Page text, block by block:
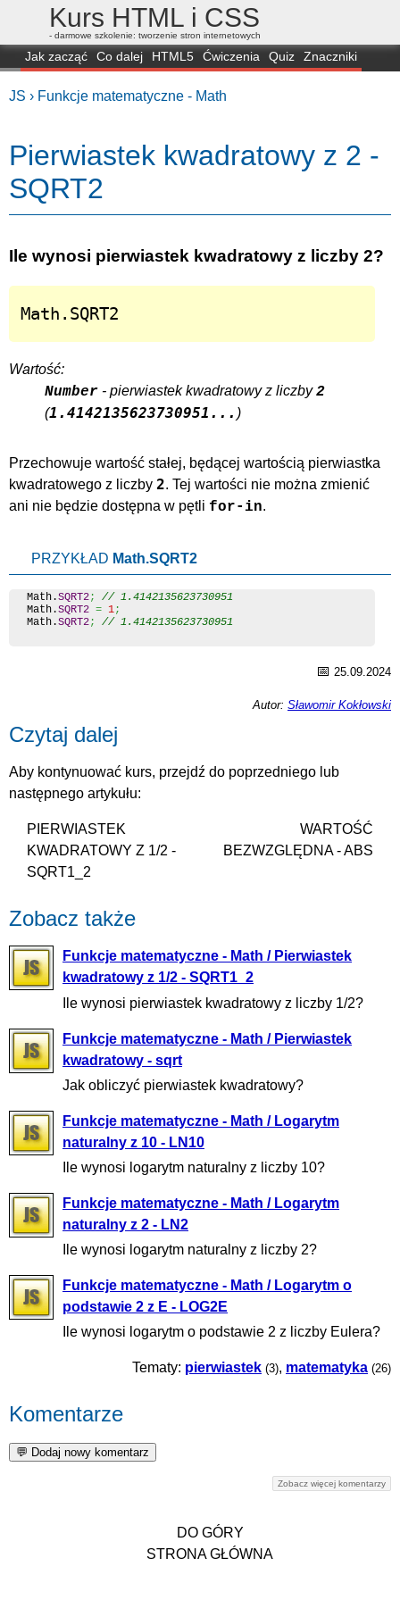
Kurs HTML i CSS
- darmowe szkolenie: tworzenie stron internetowych
Jak zacząć Co dalej HTML5 Ćwiczenia Quiz
Znaczniki
JS › Funkcje matematyczne - Math
Pierwiastek kwadratowy z 2 -
SQRT2
Ile wynosi pierwiastek kwadratowy z liczby 2?
Math.SQRT2
Wartość:
Number - pierwiastek kwadratowy z liczby2
(1.4142135623730951... )
Przechowuje wartość stałej, będącej wartością pierwiastka
kwadratowego z liczby 2. Tej wartości nie można zmienić
ani nie będzie dostępna w pętli for-in.
PRZYKŁAD Math.SQRT2
Math .SQRT2;
// 1.4142135623730951
Math .SQRT2 = 1;
Math .SQRT2; // 1.4142135623730951
📅 25.09.2024
Autor: Sławomir Kokłowski
Czytaj dalej
Aby kontynuować kurs, przejdź do poprzedniego lub
następnego artykułu:
PIERWIASTEK
KWADRATOWY Z 1/2 -
SQRT1_2
WARTOŚĆ
BEZWZGLĘDNA - ABS
Zobacz także
Funkcje matematyczne - Math / Pierwiastek
kwadratowy z 1/2 - SQRT1_2
Ile wynosi pierwiastek kwadratowy z liczby 1/2?
Funkcje matematyczne - Math / Pierwiastek
kwadratowy - sqrt
Jak obliczyć pierwiastek kwadratowy?
Funkcje matematyczne - Math / Logarytm
naturalny z 10 - LN10
Ile wynosi logarytm naturalny z liczby 10?
Funkcje matematyczne - Math / Logarytm
naturalny z 2 - LN2
Ile wynosi logarytm naturalny z liczby 2?
Funkcje matematyczne - Math / Logarytm o
podstawie 2 z E - LOG2E
Ile wynosi logarytm o podstawie 2 z liczby Eulera?
Tematy: pierwiastek (3), matematyka (26)
Komentarze
Zobacz więcej komentarzy
DO GÓRY
STRONA GŁÓWNA